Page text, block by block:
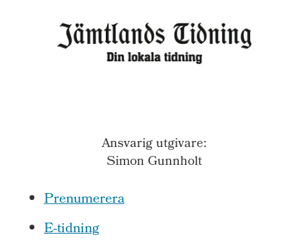
Ansvarig utgivare:
Simon Gunnholt
Prenumerera
E-tidning